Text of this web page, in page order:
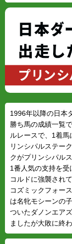
1996年以降の日本
勝ち馬の成績一覧
ルレースで、1着
リンシパルステー
クがプリンシパル
1番人気の支持を
コルドに強襲され
コズミックフォー
は名牝モシーンの
ついたダノンエア
ましたが大敗に終